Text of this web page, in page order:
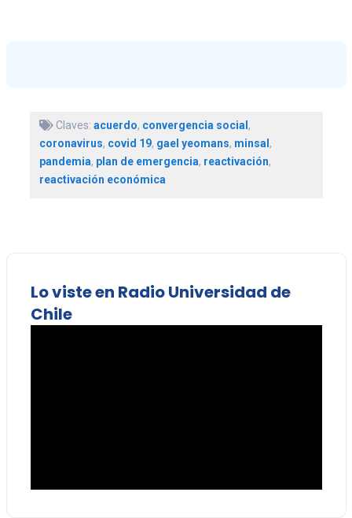
Claves: acuerdo, convergencia social ,
coronavirus, covid 19, gael yeomans, minsal ,
pandemia, plan de emergencia, reactivación,
reactivación económica
Lo viste en Radio Universidad de
Chile